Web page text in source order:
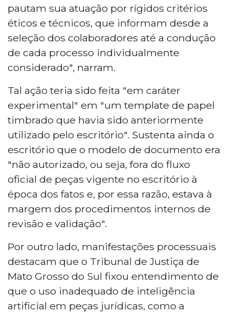
pautam sua atuação por rígidos critérios
éticos e técnicos, que informam desde a
seleção dos colaboradores até a condução
de cada processo individualmente
considerado", narram.
Tal ação teria sido feita "em caráter
experimental" em "um template de papel
timbrado que havia sido anteriormente
utilizado pelo escritório". Sustenta ainda o
escritório que o modelo de documento era
"não autorizado, ou seja, fora do fluxo
oficial de peças vigente no escritório à
época dos fatos e, por essa razão, estava à
margem dos procedimentos internos de
revisão e validação".
Por outro lado, manifestações processuais
destacam que o Tribunal de Justiça de
Mato Grosso do Sul fixou entendimento de
que o uso inadequado de inteligência
artificial em peças jurídicas, como a